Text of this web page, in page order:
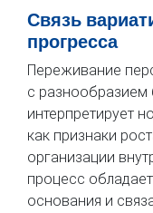
Связь
прогресса
Переживание
с
интерпретирует
как признаки
организации
процесс
основания и